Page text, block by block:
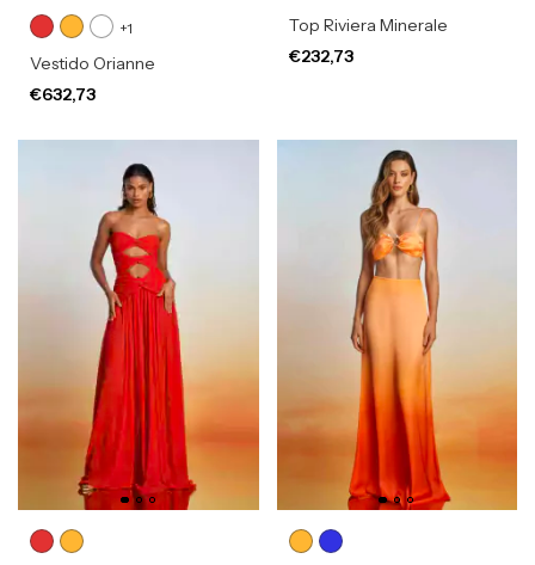
+1
Vestido Orianne
€632,73
Top Riviera Minerale
€232,73